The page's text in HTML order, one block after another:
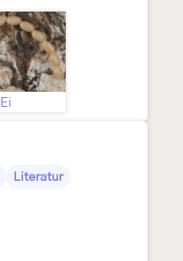
Ei
Literatur